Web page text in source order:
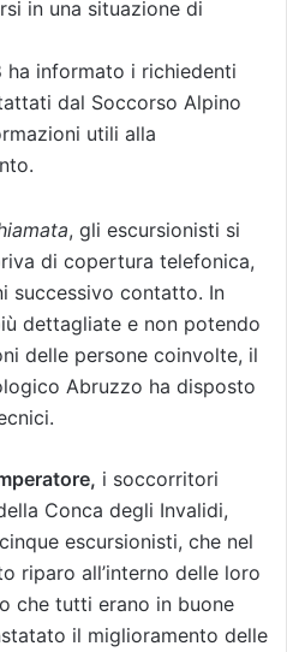
in una situazione di
ha informato i richiedenti
dal Soccorso Alpino
utili alla
, gli escursionisti si
di copertura telefonica,
successivo contatto. In
dettagliate e non potendo
delle persone coinvolte, il
Abruzzo ha disposto
i soccorritori
Conca degli Invalidi,
escursionisti, che nel
riparo all’interno delle loro
che tutti erano in buone
il miglioramento delle